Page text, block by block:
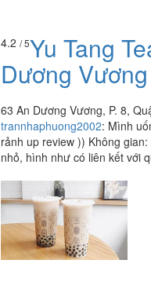
4.2 / 5Yu Tang
Dương Vương
63 An Dương Vương, P. 8,
trannhaphuong2002: Mình
rảnh up review )) Không
nhỏ, hình như có liên kết với